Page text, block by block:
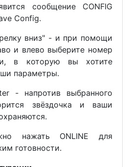
сообщение CONFIG
Config.
вниз" - и при помощи
и влево выберите номер
в которую вы хотите
параметры.
- напротив выбранного
звёздочка и ваши
нажать ONLINE для
готовности.